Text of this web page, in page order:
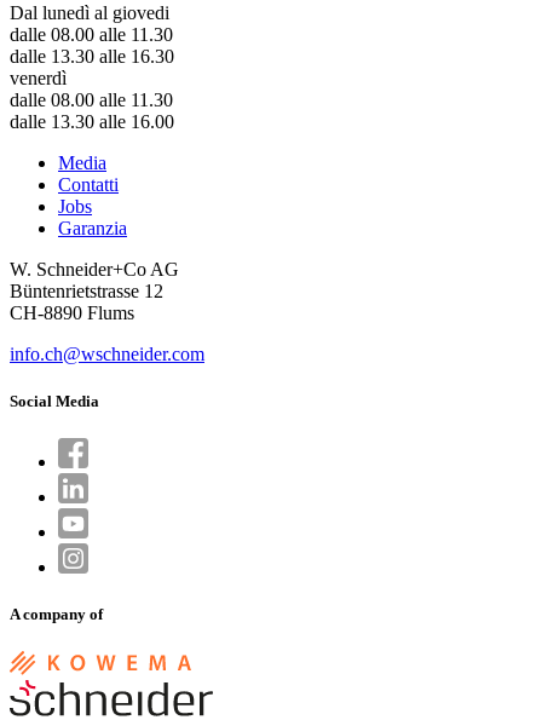
Dal lunedì al giovedi
dalle 08.00 alle 11.30
dalle 13.30 alle 16.30
venerdì
dalle 08.00 alle 11.30
dalle 13.30 alle 16.00
Media
Contatti
Jobs
Garanzia
W. Schneider+Co AG
Büntenrietstrasse 12
CH-8890 Flums
info.ch@wschneider.com
Social Media
A company of